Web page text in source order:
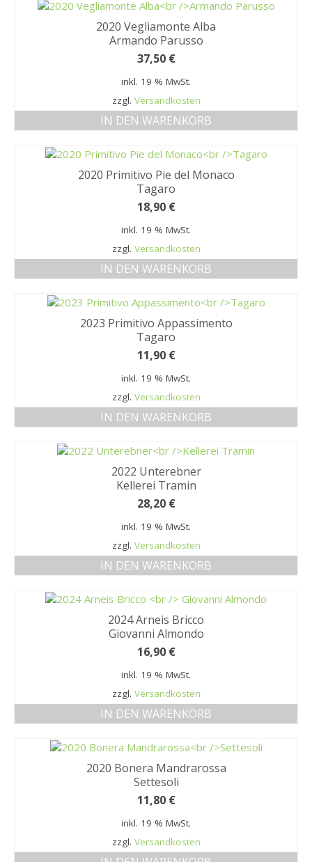
2020 Vegliamonte Alba
Armando Parusso
37,50 €
inkl. 19 % MwSt.
zzgl. Versandkosten
IN DEN WARENKORB
2020 Primitivo Pie del Monaco
Tagaro
18,90 €
inkl. 19 % MwSt.
zzgl. Versandkosten
IN DEN WARENKORB
2023 Primitivo Appassimento
Tagaro
11,90 €
inkl. 19 % MwSt.
zzgl. Versandkosten
IN DEN WARENKORB
2022 Unterebner
Kellerei Tramin
28,20 €
inkl. 19 % MwSt.
zzgl. Versandkosten
IN DEN WARENKORB
2024 Arneis Bricco
Giovanni Almondo
16,90 €
inkl. 19 % MwSt.
zzgl. Versandkosten
IN DEN WARENKORB
2020 Bonera Mandrarossa
Settesoli
11,80 €
inkl. 19 % MwSt.
zzgl. Versandkosten